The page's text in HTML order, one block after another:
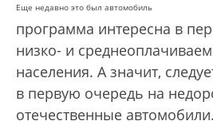
Еще недавно это был автомобиль
программа интересна в
низко- и
населения. А значит,
в первую очередь на
отечественные